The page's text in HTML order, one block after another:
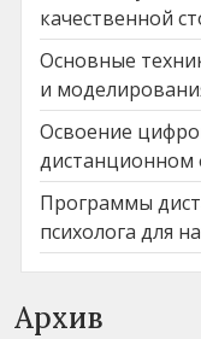
качественной
Основные
и
Освоение
дистанционном
Программы
психолога для
Архив